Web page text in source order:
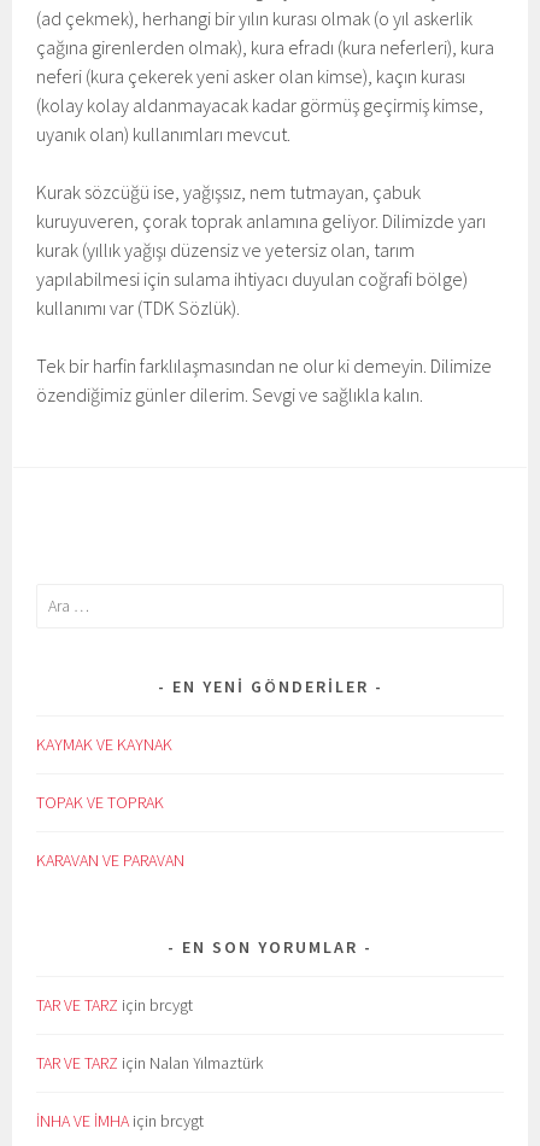
(ad çekmek), herhangi bir yılın kurası olmak (o yıl askerlik
çağına girenlerden olmak), kura efradı (kura neferleri), kura
neferi (kura çekerek yeni asker olan kimse), kaçın kurası
(kolay kolay aldanmayacak kadar görmüş geçirmiş kimse,
uyanık olan) kullanımları mevcut.
Kurak sözcüğü ise, yağışsız, nem tutmayan, çabuk
kuruyuveren, çorak toprak anlamına geliyor. Dilimizde yarı
kurak (yıllık yağışı düzensiz ve yetersiz olan, tarım
yapılabilmesi için sulama ihtiyacı duyulan coğrafi bölge)
kullanımı var (TDK Sözlük).
Tek bir harfin farklılaşmasından ne olur ki demeyin. Dilimize
özendiğimiz günler dilerim. Sevgi ve sağlıkla kalın.
Arama:
EN YENI GÖNDERILER
KAYMAK VE KAYNAK
TOPAK VE TOPRAK
KARAVAN VE PARAVAN
EN SON YORUMLAR
TAR VE TARZ için brcygt
TAR VE TARZ için Nalan Yılmaztürk
İNHA VE İMHA için brcygt